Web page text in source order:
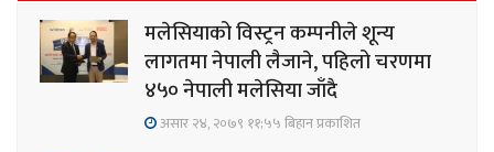
मलेसियाको विस्ट्रन कम्पनीले शून्य
लागतमा नेपाली लैजाने, पहिलो चरणमा
४५० नेपाली मलेसिया जाँदै
असार २४, २०७९ ११;५५ बिहान प्रकाशित